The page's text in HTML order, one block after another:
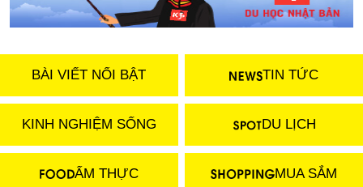
BÀI VIẾT NỔI BẬT TIN TỨC
KINH NGHIỆM SỐNG DU LỊCH
ẨM THỰC MUA SẮM